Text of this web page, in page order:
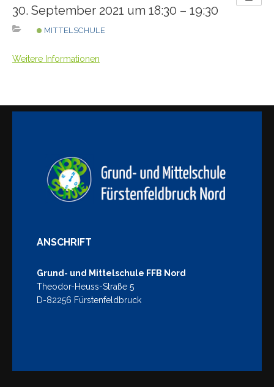
30. September 2021 um 18:30 – 19:30
MITTELSCHULE
Weitere Informationen
ANSCHRIFT
Grund- und Mittelschule FFB Nord
Theodor-Heuss-Straße 5
D-82256 Fürstenfeldbruck